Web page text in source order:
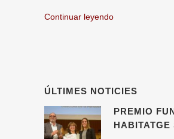
Continuar leyendo
ÚLTIMES NOTICIES
PREMIO
HABITATGE